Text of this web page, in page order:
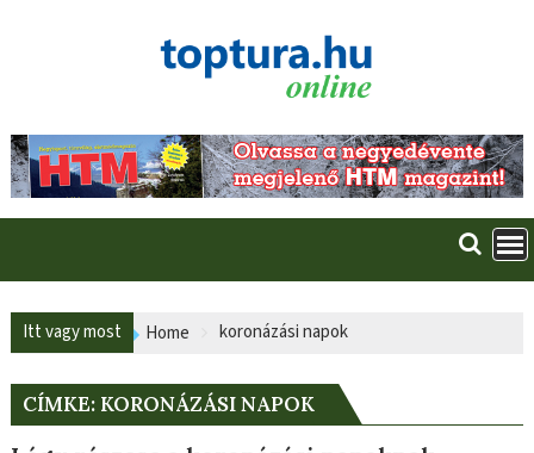
Itt vagy most Home koronázási napok
CÍMKE: KORONÁZÁSI NAPOK